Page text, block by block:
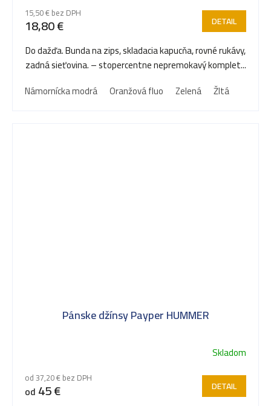
15,50 € bez DPH
18,80 € DETAIL
Do dažďa. Bunda na zips, skladacia kapucňa, rovné rukávy,
zadná sieťovina. – stopercentne nepremokavý komplet...
Námornícka modrá
Oranžová fluo Zelená Žltá
Pánske džínsy Payper HUMMER
Skladom
od 37,20 € bez DPH
od 45 € DETAIL